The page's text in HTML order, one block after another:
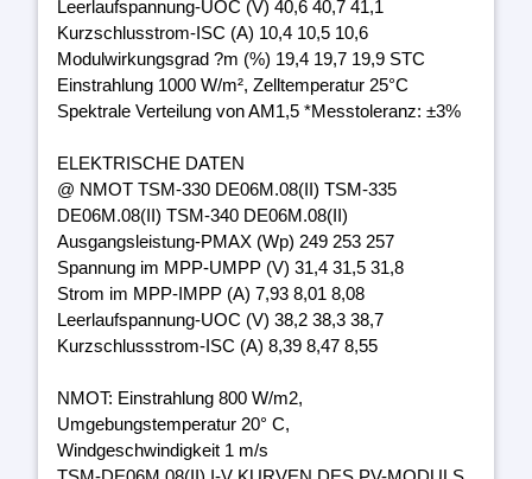
Leerlaufspannung-UOC (V) 40,6 40,7 41,1
Kurzschlusstrom-ISC (A) 10,4 10,5 10,6
Modulwirkungsgrad ?m (%) 19,4 19,7 19,9 STC
Einstrahlung 1000 W/m², Zelltemperatur 25°C
Spektrale Verteilung von AM1,5 *Messtoleranz: ±3%
ELEKTRISCHE DATEN
@ NMOT TSM-330 DE06M.08(II) TSM-335
DE06M.08(II) TSM-340 DE06M.08(II)
Ausgangsleistung-PMAX (Wp) 249 253 257
Spannung im MPP-UMPP (V) 31,4 31,5 31,8
Strom im MPP-IMPP (A) 7,93 8,01 8,08
Leerlaufspannung-UOC (V) 38,2 38,3 38,7
Kurzschlussstrom-ISC (A) 8,39 8,47 8,55
NMOT: Einstrahlung 800 W/m2,
Umgebungstemperatur 20° C,
Windgeschwindigkeit 1 m/s